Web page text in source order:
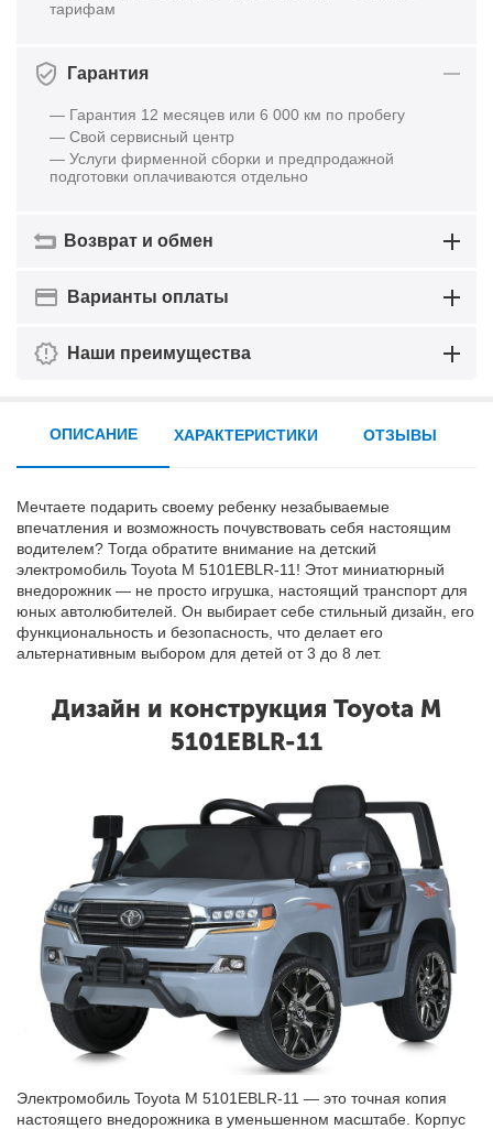
тарифам
Гарантия
— Гарантия 12 месяцев или 6 000 км по пробегу
— Свой сервисный центр
— Услуги фирменной сборки и предпродажной
подготовки оплачиваются отдельно
Возврат и обмен
Варианты оплаты
Наши преимущества
ОПИСАНИЕ
Мечтаете подарить своему ребенку незабываемые
впечатления и возможность почувствовать себя настоящим
водителем? Тогда обратите внимание на детский
электромобиль Toyota M 5101EBLR-11! Этот миниатюрный
внедорожник — не просто игрушка, настоящий транспорт для
юных автолюбителей. Он выбирает себе стильный дизайн, его
функциональность и безопасность, что делает его
альтернативным выбором для детей от 3 до 8 лет.
Дизайн и конструкция Toyota M
5101EBLR-11
Электромобиль Toyota M 5101EBLR-11 — это точная копия
настоящего внедорожника в уменьшенном масштабе. Корпус
ХАРАКТЕРИСТИКИ ОТЗЫВЫ